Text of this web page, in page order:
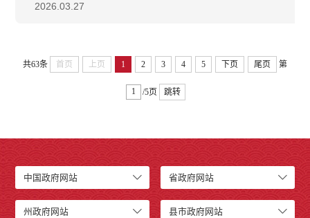
2026.03.27
共63条 首页 上页 1 2 3 4 5 下页 尾页 第
/5页 跳转
中国政府网站 省政府网站
州政府网站 县市政府网站